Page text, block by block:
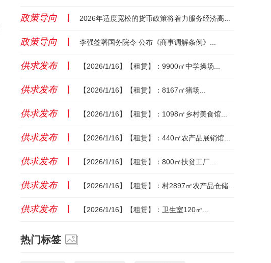
政策导向 2026年适度宽松的货币政策将着力服务经济高质量发展...
政策导向 李强签署国务院令 公布《商事调解条例》...
供求发布 【2026/1/16】【租赁】：9900㎡中学操场...
供求发布 【2026/1/16】【租赁】：8167㎡猪场...
供求发布 【2026/1/16】【租赁】：1098㎡乡村美食馆...
供求发布 【2026/1/16】【租赁】：440㎡农产品展销馆...
供求发布 【2026/1/16】【租赁】：800㎡扶贫工厂...
供求发布 【2026/1/16】【租赁】：村2897㎡农产品仓储...
供求发布 【2026/1/16】【租赁】：卫生室120㎡...
热门标签